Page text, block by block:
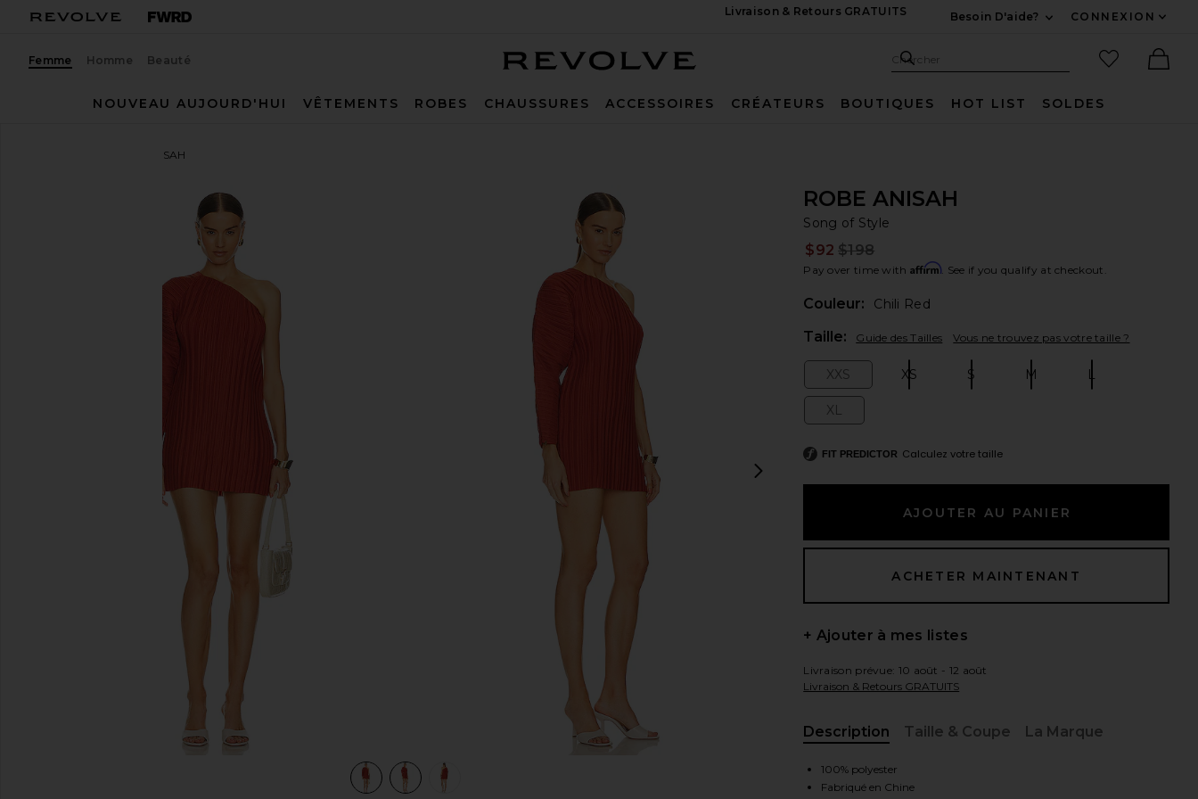
Livraison & Retours GRATUITS
Besoin D'aide?
CONNEXION
Femme Homme Beauté Recherche
Chercher
Articles
NOUVEAU AUJOURD'HUI
VÊTEMENTS ROBES CHAUSSURES ACCESSOIRES CRÉATEURS BOUTIQUES HOT LIST SOLDES
ROBE ANISAH
ajouter aux préférésSong of Style Anisah Mini Dress in Chili Red
view 1 of 3 ROBE ANISAH in Chili Red view 2 of 3 ROBE ANISAH in Chili Red
next slides
ROBE ANISAH
Song of Style
$92 $198
Pay over time with Affirm. See if you qualify at checkout.
Couleur:
Chili Red
Taille: Guide des Tailles Vous ne trouvez pas votre taille ?
XXS XS S M L
XL
FIT PREDICTOR Calculez votre taille
+ Ajouter à mes listes
Livraison prévue: 10 août - 12 août
Livraison & Retours GRATUITS
Description
Taille & Coupe La Marque
100% polyester
Fabriqué en Chine